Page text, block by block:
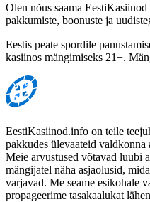
Olen nõus saama
pakkumiste, boonuste ja
Eestis peate spordile
kasiinos mängimiseks 21+.
EestiKasiinod.info on teile
pakkudes ülevaateid valdkonna
Meie arvustused võtavad luubi
mängijatel näha asjaolusid,
varjavad. Me seame esikohale
propageerime tasakaalukat